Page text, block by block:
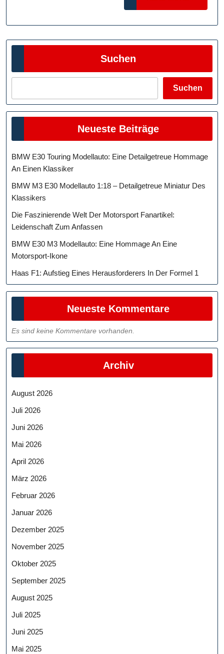
MORE
Suchen
Suchen
Neueste Beiträge
BMW E30 Touring Modellauto: Eine Detailgetreue Hommage
An Einen Klassiker
BMW M3 E30 Modellauto 1:18 – Detailgetreue Miniatur Des
Klassikers
Die Faszinierende Welt Der Motorsport Fanartikel:
Leidenschaft Zum Anfassen
BMW E30 M3 Modellauto: Eine Hommage An Eine
Motorsport-Ikone
Haas F1: Aufstieg Eines Herausforderers In Der Formel 1
Neueste Kommentare
Es sind keine Kommentare vorhanden.
Archiv
August 2026
Juli 2026
Juni 2026
Mai 2026
April 2026
März 2026
Februar 2026
Januar 2026
Dezember 2025
November 2025
Oktober 2025
September 2025
August 2025
Juli 2025
Juni 2025
Mai 2025